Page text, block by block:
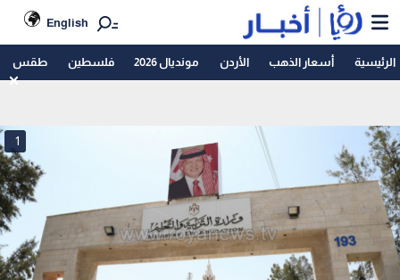
English
الرئيسية أسعار الذهب الأردن مونديال 2026 فلسطين طقس
1